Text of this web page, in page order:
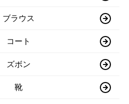
ブラウス
コート
ズボン
靴